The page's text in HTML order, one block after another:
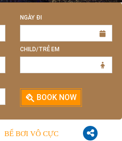
NGÀY ĐI
CHILD/TRẺ EM
BOOK NOW
BỂ BƠI VÔ CỰC